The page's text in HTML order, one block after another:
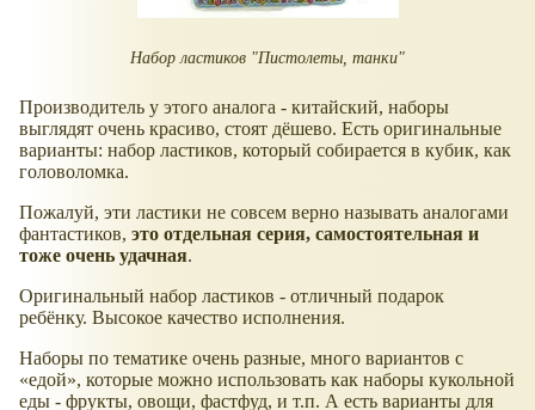
Набор ластиков "Пистолеты, танки"
Производитель у этого аналога - китайский, наборы
выглядят очень красиво, стоят дёшево. Есть оригинальные
варианты: набор ластиков, который собирается в кубик, как
головоломка.
Пожалуй, эти ластики не совсем верно называть аналогами
фантастиков, это отдельная серия, самостоятельная и
тоже очень удачная.
Оригинальный набор ластиков - отличный подарок
ребёнку. Высокое качество исполнения.
Наборы по тематике очень разные, много вариантов с
едой , которые можно использовать как наборы кукольной
еды - фрукты, овощи, фастфуд, и т.п. А есть варианты для